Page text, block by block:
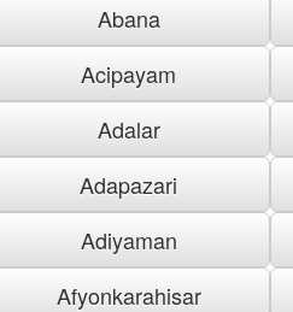
Abana
Acipayam
Adalar
Adapazari
Adiyaman
Afyonkarahisar